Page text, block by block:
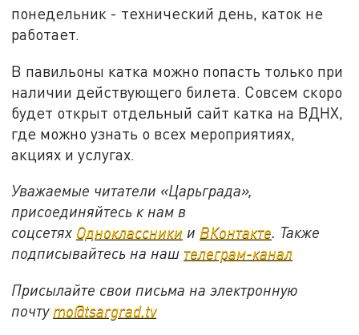
понедельник - технический день, каток не
работает.
В павильоны катка можно попасть только при
наличии действующего билета. Совсем скоро
будет открыт отдельный сайт катка на ВДНХ,
где можно узнать о всех мероприятиях,
акциях и услугах.
Уважаемые читатели «Царьграда»,
присоединяйтесь к нам в
соцсетях Одноклассники и ВКонтакте. Также
подписывайтесь на наш телеграм-канал
Присылайте свои письма на электронную
почту mo@tsargrad.tv